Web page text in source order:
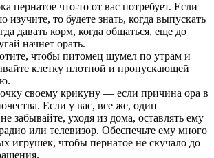
пернатое что-то от вас потребует. Если
изучите, то будете знать, когда выпускать
давать корм, когда общаться, еще до
начнет орать.
чтобы питомец шумел по утрам и
клетку плотной и пропускающей
своему крикуну — если причина ора в
Если у вас, все же, один
забывайте, уходя из дома, оставлять ему
или телевизор. Обеспечьте ему много
игрушек, чтобы пернатое не скучало до